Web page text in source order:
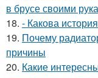
в брусе своими
18. - Какова
19. Почему
причины
20. Какие